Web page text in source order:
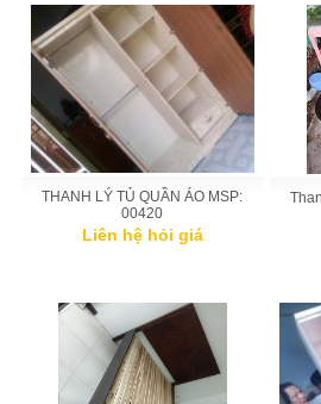
THANH LÝ TỦ QUẦN ÁO MSP:
00420
Liên hệ hỏi giá